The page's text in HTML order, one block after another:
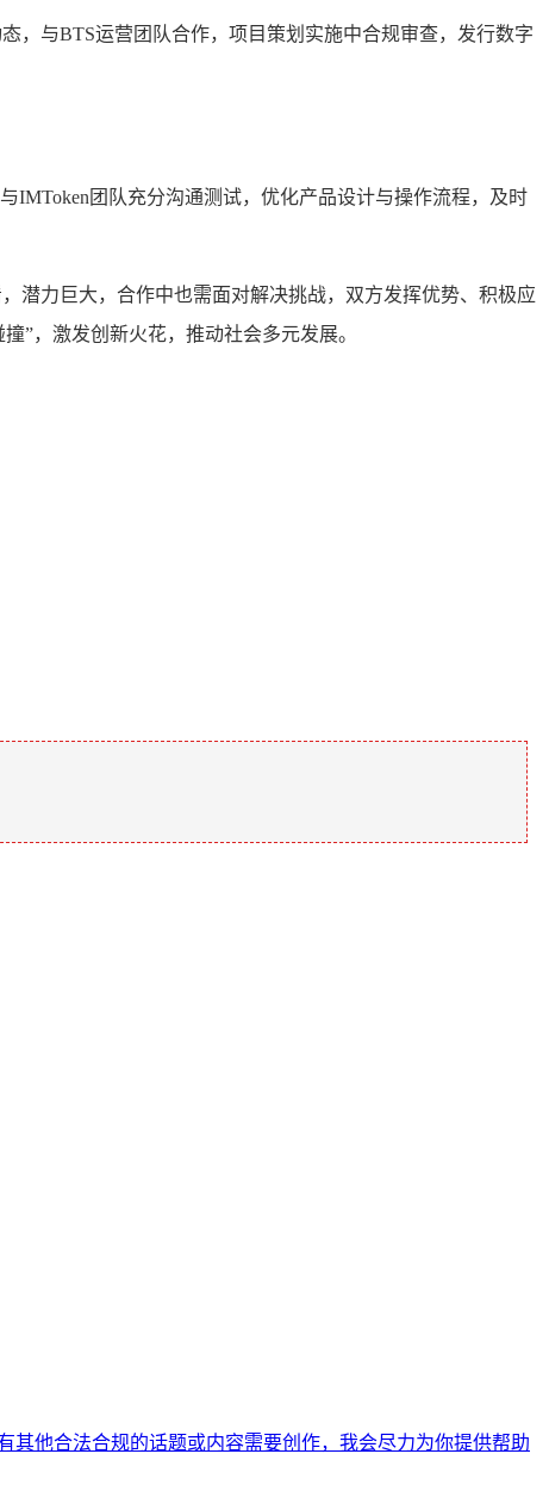
，与BTS运营团队合作，项目策划实施中合规审查，发行数字
IMToken团队充分沟通测试，优化产品设计与操作流程，及时
潜力巨大，合作中也需面对解决挑战，双方发挥优势、积极应
”，激发创新火花，推动社会多元发展。
他合法合规的话题或内容需要创作，我会尽力为你提供帮助